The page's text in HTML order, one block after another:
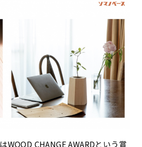
WOOD CHANGE AWARDという賞